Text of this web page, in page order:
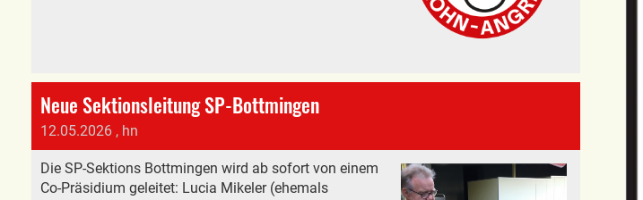
Neue Sektionsleitung SP-Bottmingen
12.05.2026 , hn
Die SP-Sektions Bottmingen wird ab sofort von einem
Co-Präsidium geleitet: Lucia Mikeler (ehemals